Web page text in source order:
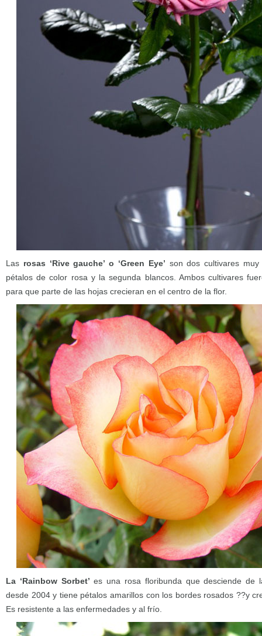
Las rosas ‘Rive gauche’ o ‘Green Eye’ son dos cultivares
pétalos de color rosa y la segunda blancos. Ambos cultivares
para que parte de las hojas crecieran en el centro de la flor.
La ‘Rainbow Sorbet’ es una rosa floribunda que desciende de
desde 2004 y tiene pétalos amarillos con los bordes rosados ??y
Es resistente a las enfermedades y al frío.